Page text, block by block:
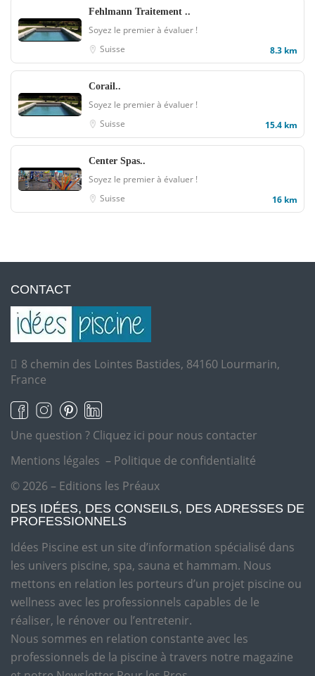
Fehlmann Traitement ..
Soyez le premier à évaluer !
Suisse
8.3 km
Corail..
Soyez le premier à évaluer !
Suisse
15.4 km
Center Spas..
Soyez le premier à évaluer !
Suisse
16 km
CONTACT
8 chemin des Lointes Bastides, 84160 Lourmarin,
France
Une question ? Cliquez ici pour nous contacter
Mentions légales – Politique de confidentialité
© 2026 – Editions les Préaux
DES IDÉES, DES CONSEILS, DES ADRESSES DE
PROFESSIONNELS
Idées Piscine est un site d’information spécialisé dans
les univers piscine, spa, sauna et hammam. Nous
mettons en relation les porteurs d’un projet piscine ou
wellness avec les professionnels capables de le
réaliser, le rénover ou l’entretenir.
Nous sommes en relation constante avec les
professionnels de la piscine à travers notre magazine